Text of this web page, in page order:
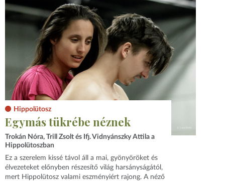
Hippolütosz
Egymás tükrébe néznek
Trokán Nóra, Trill Zsolt és Ifj. Vidnyánszky Attila a
Hippolütoszban
Ez a szerelem kissé távol áll a mai, gyönyöröket és
élvezeteket előnyben részesítő világ harsányságától,
mert Hippolütosz valami eszményiért rajong. A néző